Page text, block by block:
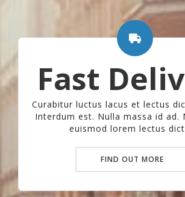
Fast
Curabitur luctus lacus et lectus
Interdum est. Nulla massa id ad.
euismod lorem lectus
FIND OUT MORE